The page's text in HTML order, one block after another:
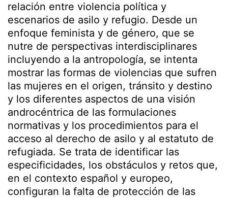
relación entre violencia política y
escenarios de asilo y refugio. Desde un
enfoque feminista y de género, que se
nutre de perspectivas interdisciplinares
incluyendo a la antropología, se intenta
mostrar las formas de violencias que sufren
las mujeres en el origen, tránsito y destino
y los diferentes aspectos de una visión
androcéntrica de las formulaciones
normativas y los procedimientos para el
acceso al derecho de asilo y al estatuto de
refugiada. Se trata de identificar las
especificidades, los obstáculos y retos que,
en el contexto español y europeo,
configuran la falta de protección de las